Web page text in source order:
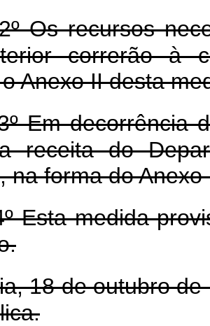
Os recursos
correrão à
Anexo II desta
Em decorrência
receita do
na forma do Anexo
Esta medida
18 de outubro de